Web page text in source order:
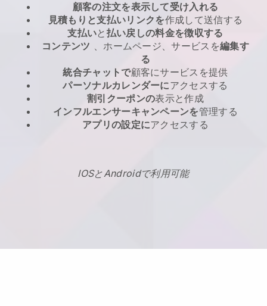
顧客の注文を表示して受け入れる
見積もりと支払いリンクを作成して送信する
支払いと 払い戻しの料金を徴収する
コンテンツ 、ホームページ、サービスを編集す
る
統合チャットで顧客にサービスを提供
パーソナルカレンダーにアクセスする
割引クーポンの表示と作成
インフルエンサーキャンペーンを管理する
アプリの設定にアクセスする
IOSとAndroidで利用可能